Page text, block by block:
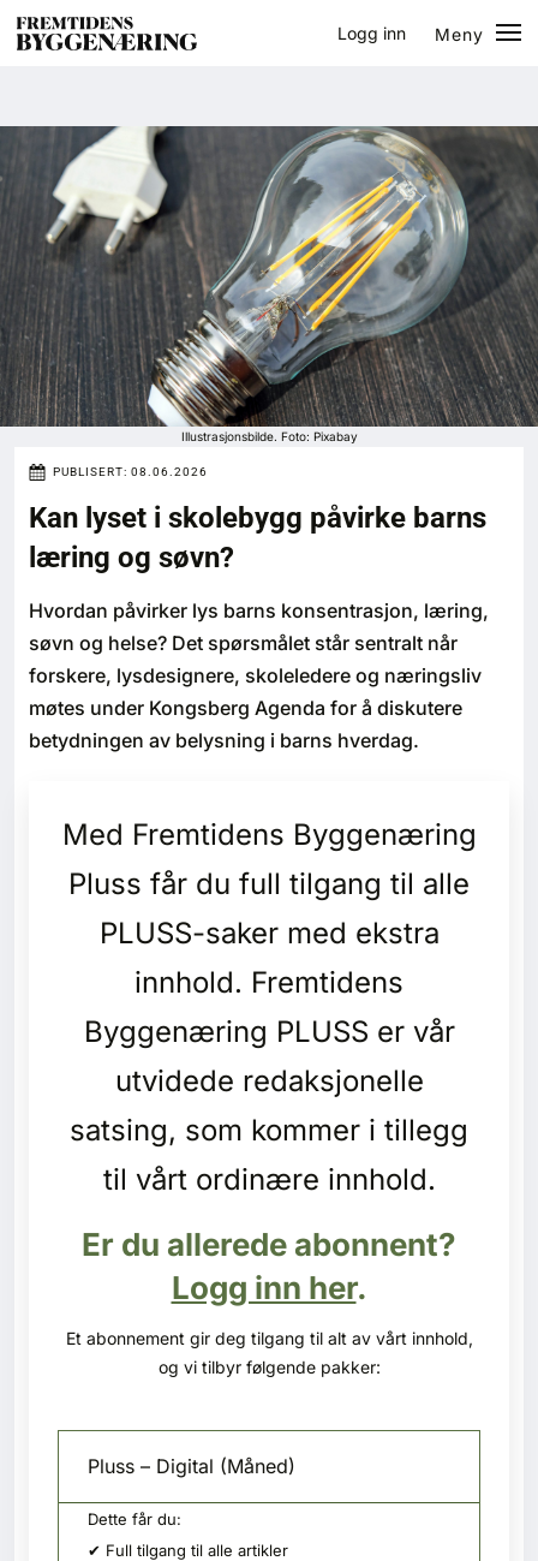
Logg inn
Meny
Eventer
Prosjekter
Bygg-guiden
Logg inn
Bygg
Bærekraft
Digitalisering
Tips redaksjonen
Annonsering
Abonnement Pluss
Kontakt oss
Illustrasjonsbilde. Foto: Pixabay
PUBLISERT: 08.06.2026
Kan lyset i skolebygg påvirke barns
læring og søvn?
Hvordan påvirker lys barns konsentrasjon, læring,
søvn og helse? Det spørsmålet står sentralt når
forskere, lysdesignere, skoleledere og næringsliv
møtes under Kongsberg Agenda for å diskutere
betydningen av belysning i barns hverdag.
Med Fremtidens Byggenæring
Pluss får du full tilgang til alle
PLUSS-saker med ekstra
innhold. Fremtidens
Byggenæring PLUSS er vår
utvidede redaksjonelle
satsing, som kommer i tillegg
til vårt ordinære innhold.
Er du allerede abonnent?
Logg inn her.
Et abonnement gir deg tilgang til alt av vårt innhold,
og vi tilbyr følgende pakker:
Pluss – Digital (Måned)
Dette får du:
✔ Full tilgang til alle artikler